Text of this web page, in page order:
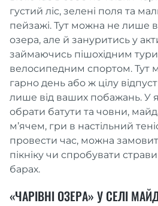
густий ліс, зелені поля та
пейзажі. Тут можна не лише
озера, але й зануритись у
займаючись пішохідним
велосипедним спортом. Тут
гарно день або ж цілу
лише від ваших побажань. У
обрати батути та човни,
м’ячем, гри в настільний
провести час, можна
пікніку чи спробувати
барах.
«ЧАРІВНІ ОЗЕРА» У СЕЛІ